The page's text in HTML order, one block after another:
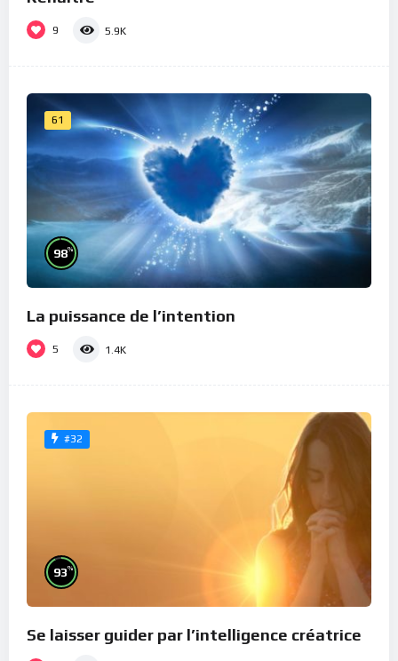
9 5.9K
61
98%
La puissance de l’intention
5 1.4K
#32
93%
Se laisser guider par l’intelligence créatrice